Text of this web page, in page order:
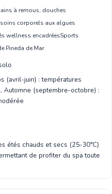
à remous, douches
corporels aux algues
wellness encadréesSports
Pineda de Mar
(avril-juin) : températures
Automne (septembre-octobre) :
étés chauds et secs (25-30°C)
de profiter du spa toute